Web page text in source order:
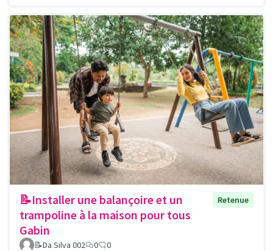
📝Installer une balançoire et un
trampoline à la maison pour tous
Gabin
Retenue
📝Da Silva 002 0 0